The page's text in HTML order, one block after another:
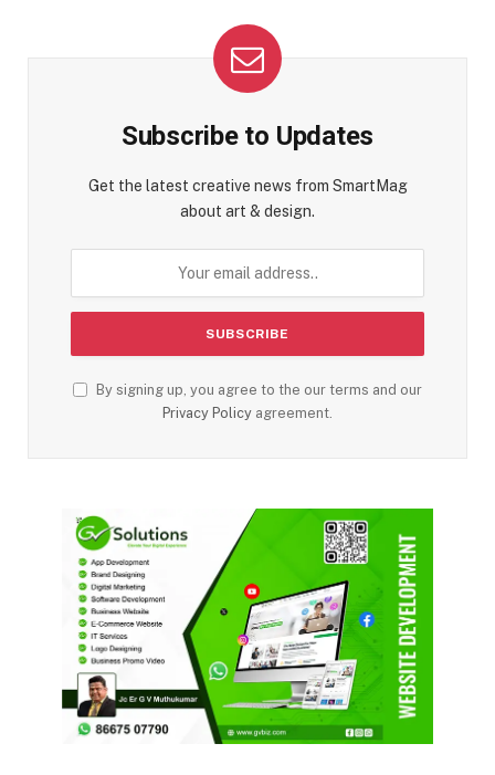
Subscribe to Updates
Get the latest creative news from SmartMag
about art & design.
By signing up, you agree to the our terms and our
Privacy Policy agreement.